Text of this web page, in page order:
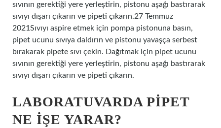
sıvının gerektiği yere yerleştirin, pistonu aşağı bastırarak
sıvıyı dışarı çıkarın ve pipeti çıkarın.27 Temmuz
2021Sıvıyı aspire etmek için pompa pistonuna basın,
pipet ucunu sıvıya daldırın ve pistonu yavaşça serbest
bırakarak pipete sıvı çekin. Dağıtmak için pipet ucunu
sıvının gerektiği yere yerleştirin, pistonu aşağı bastırarak
sıvıyı dışarı çıkarın ve pipeti çıkarın.
LABORATUVARDA PIPET
NE IŞE YARAR?